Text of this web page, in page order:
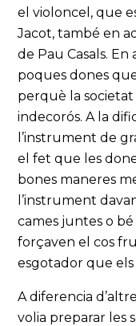
el violoncel, que
Jacot, també en
de Pau Casals.
poques dones
perquè la
indecorós. A la
l’instrument de
el fet que les
bones maneres
l’instrument
cames juntes o
forçaven el cos
esgotador que
A diferencia
volia preparar les